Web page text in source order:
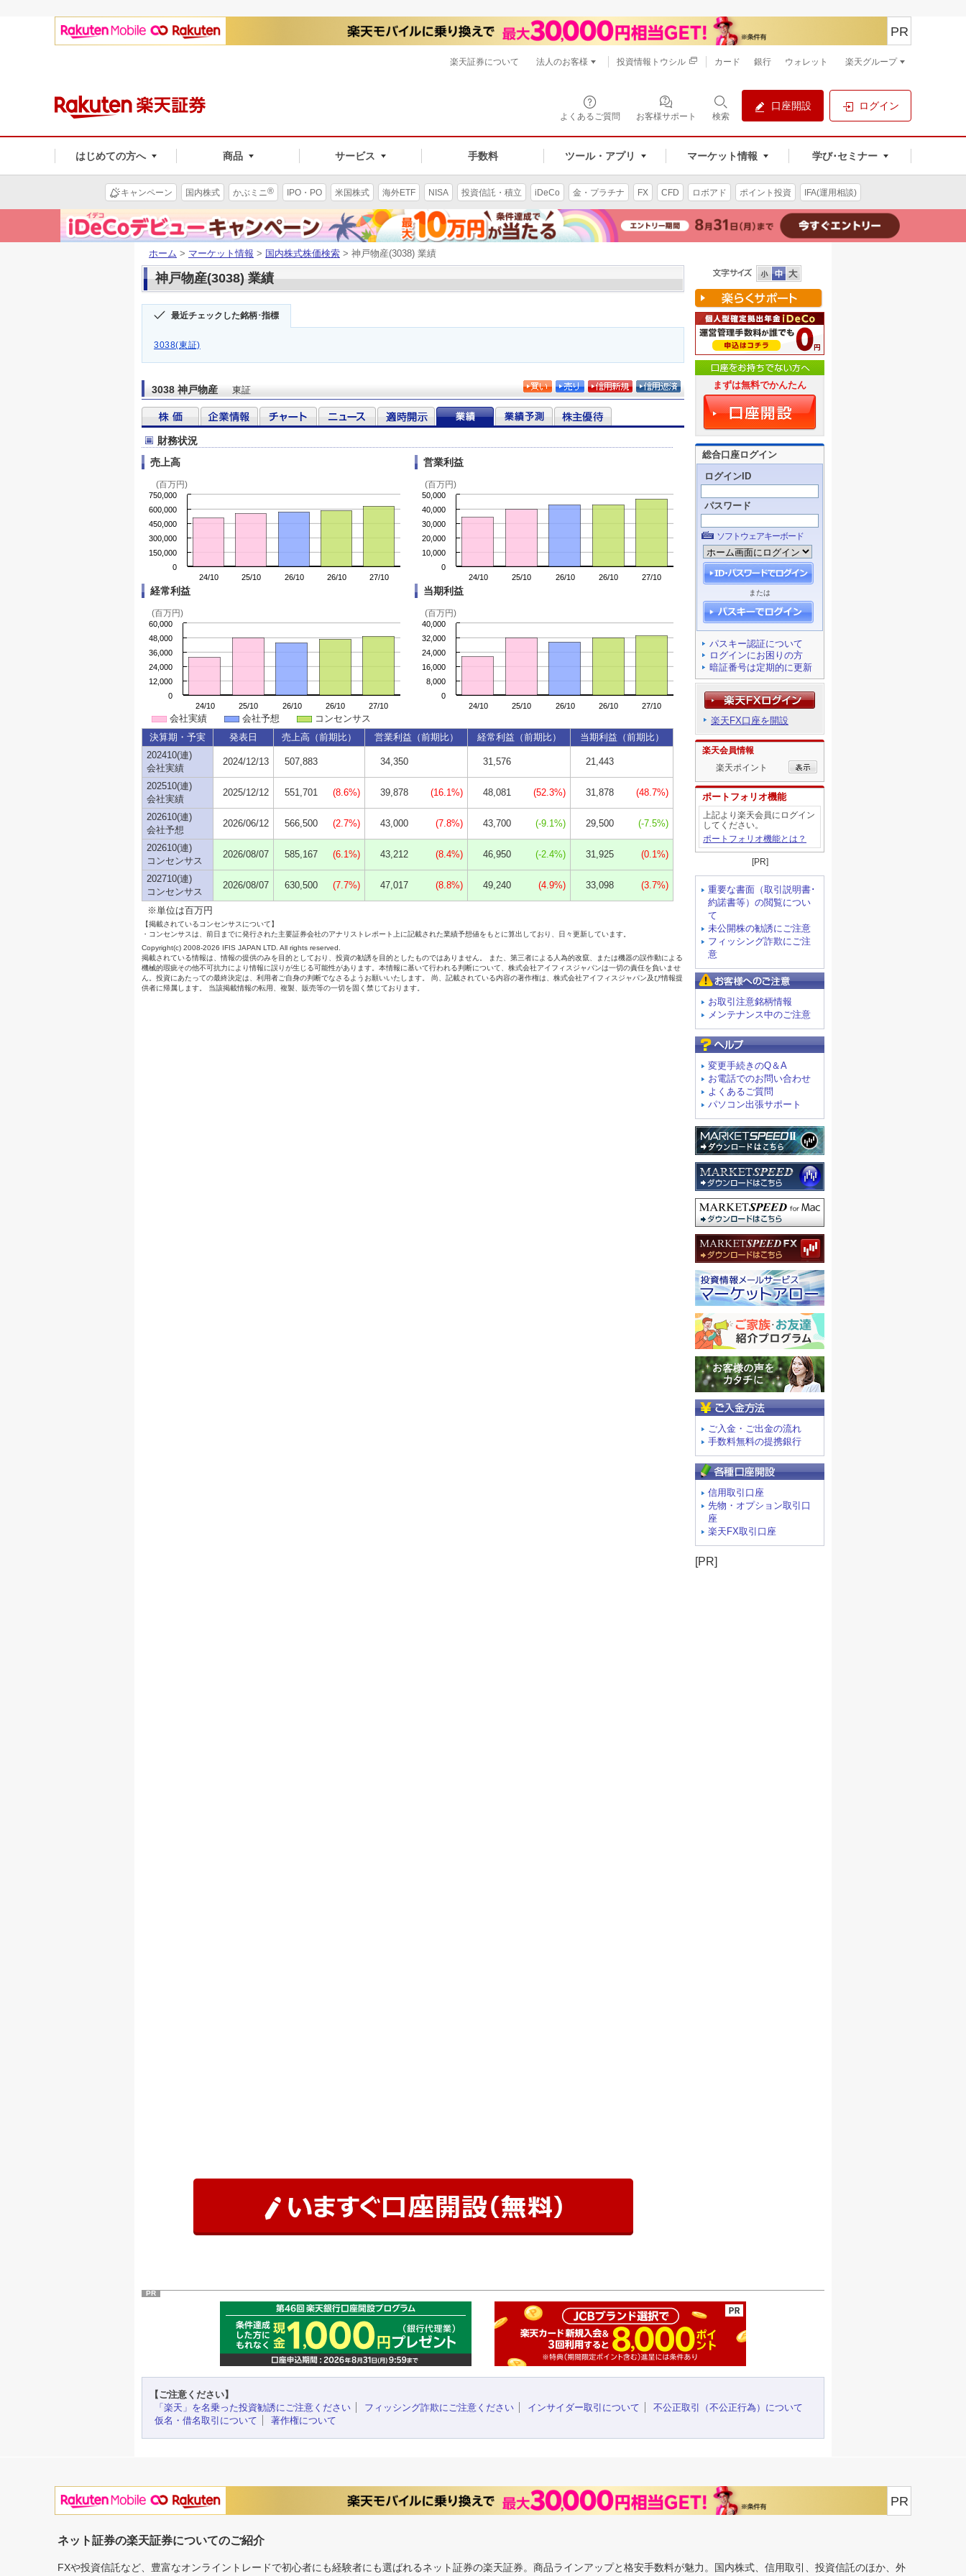
よくあるご質問 お客様サポート 検索
口座開設 ログイン
はじめての方へ 商品 サービス 手数料 ツール・アプリ マーケット情報 学び･セミナー
PR
楽天証券について 法人のお客様 投資情報トウシル カード 銀行 ウォレット 楽天グループ
キャンペーン 国内株式 かぶミニ® IPO・PO 米国株式 海外ETF NISA 投資信託・積立 iDeCo 金・プラチナ FX CFD ロボアド ポイント投資 IFA(運用相談)
ホーム > マーケット情報 > 国内株式株価検索 > 神戸物産(3038) 業績
神戸物産(3038) 業績
最近チェックした銘柄･指標
3038(東証)
3038 神戸物産 東証 まずは無料でかんたん
総合口座ログイン
ログインID
パスワード
ソフトウェアキーボード
または
パスキー認証について
ログインにお困りの方
暗証番号は定期的に更新
楽天FX口座を開設
楽天会員情報
楽天ポイント
ポートフォリオ機能
上記より楽天会員にログイン
してください。
ポートフォリオ機能とは？
[PR]
重要な書面（取引説明書･
約諾書等）の閲覧につい
て
未公開株の勧誘にご注意
フィッシング詐欺にご注
意
お取引注意銘柄情報
メンテナンス中のご注意
変更手続きのQ＆A
お電話でのお問い合わせ
よくあるご質問
パソコン出張サポート
ご入金・ご出金の流れ
手数料無料の提携銀行
信用取引口座
先物・オプション取引口
座
楽天FX取引口座
[PR]
PR
【ご注意ください】
「楽天」を名乗った投資勧誘にご注意ください
フィッシング詐欺にご注意ください インサイダー取引について
不公正取引（不公正行為）について
仮名・借名取引について
著作権について
PR
ネット証券の楽天証券についてのご紹介
FXや投資信託など、豊富なオンライントレードで初心者にも経験者にも選ばれるネット証券の楽天証券。商品ラインアップと格安手数料が魅力。国内株式、信用取引、投資信託のほか、外